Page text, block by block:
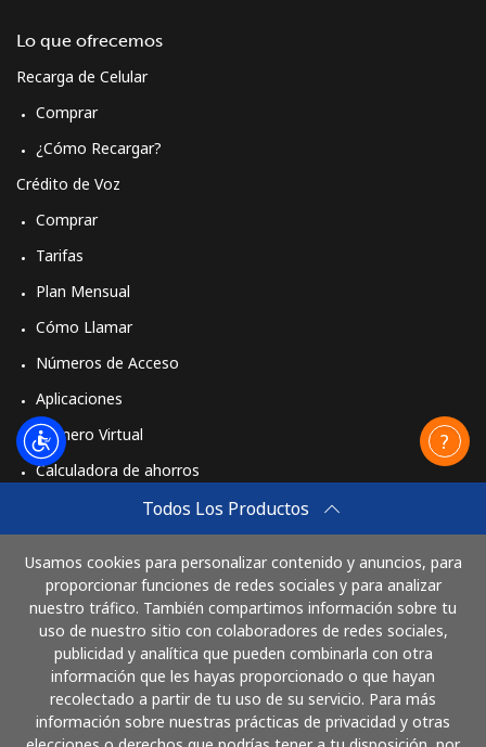
Todos Los Productos
Usamos cookies para personalizar contenido y anuncios, para
proporcionar funciones de redes sociales y para analizar
nuestro tráfico. También compartimos información sobre tu
uso de nuestro sitio con colaboradores de redes sociales,
publicidad y analítica que pueden combinarla con otra
información que les hayas proporcionado o que hayan
recolectado a partir de tu uso de su servicio. Para más
información sobre nuestras prácticas de privacidad y otras
Lo que ofrecemos
Recarga de Celular
Comprar
¿Cómo Recargar?
Crédito de Voz
Comprar
Tarifas
Plan Mensual
Cómo Llamar
Números de Acceso
Aplicaciones
Número Virtual
Calculadora de ahorros
Comprar
Cómo funciona
Paga con